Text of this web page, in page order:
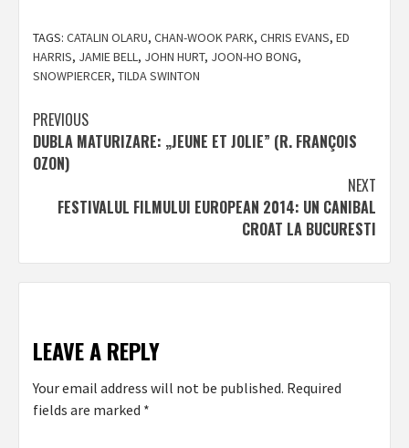
TAGS: CATALIN OLARU, CHAN-WOOK PARK, CHRIS EVANS, ED
HARRIS, JAMIE BELL, JOHN HURT, JOON-HO BONG,
SNOWPIERCER, TILDA SWINTON
Post
navigation
PREVIOUS
DUBLA MATURIZARE: „JEUNE ET JOLIE” (R. FRANÇOIS
OZON)
NEXT
FESTIVALUL FILMULUI EUROPEAN 2014: UN CANIBAL
CROAT LA BUCURESTI
LEAVE A REPLY
Your email address will not be published. Required
fields are marked *